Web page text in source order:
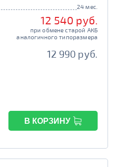
24 мес.
12 540 руб.
при обмене старой АКБ
аналогичного типоразмера
12 990 руб.
В КОРЗИНУ